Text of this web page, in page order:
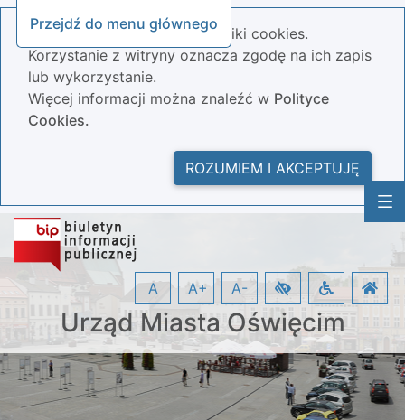
Przejdź do menu głównego
Nasza strona wykorzystuje pliki cookies.
Korzystanie z witryny oznacza zgodę na ich zapis
lub wykorzystanie.
Więcej informacji można znaleźć w Polityce
Cookies.
ROZUMIEM I AKCEPTUJĘ
Urząd Miasta Oświęcim
A A+ A-